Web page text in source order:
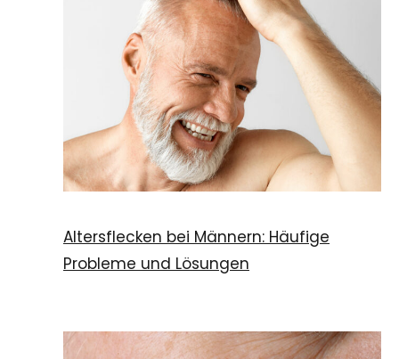
Altersflecken bei Männern: Häufige
Probleme und Lösungen